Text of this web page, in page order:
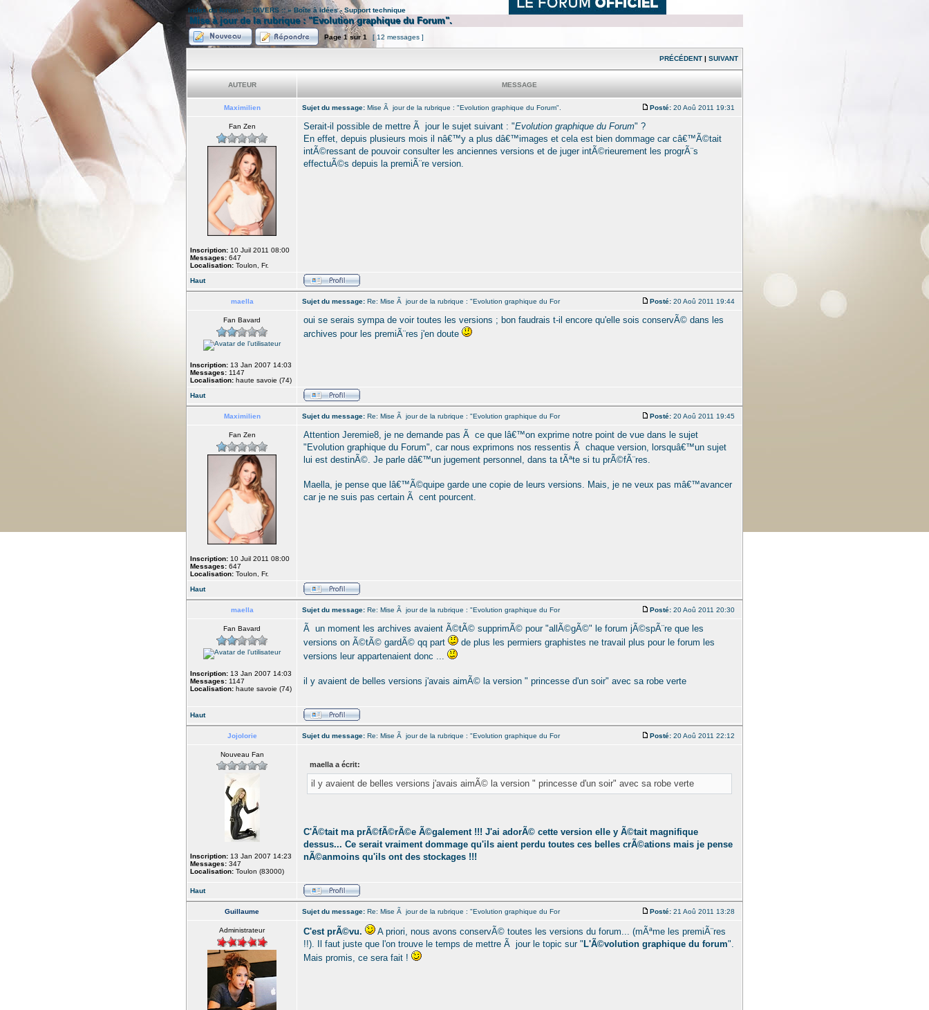
Index du forum » :: DIVERS :: » Boîte à idées - Support technique
Mise à jour de la rubrique : "Evolution graphique du Forum".
Page1sur1 [ 12 messages ]
PRÉCÉDENT | SUIVANT
AUTEUR MESSAGE
Maximilien Sujet du message: Mise Ã jour de la rubrique : "Evolution graphique du Forum". Posté: 20 Aoû 2011 19:31
Fan Zen
Inscription: 10 Juil 2011 08:00
Messages: 647
Localisation: Toulon, Fr.
Serait-il possible de mettre Ã jour le sujet suivant : "Evolution graphique du Forum" ?
En effet, depuis plusieurs mois il nâ€™y a plus dâ€™images et cela est bien dommage car câ€™Ã©tait
intÃ©ressant de pouvoir consulter les anciennes versions et de juger intÃ©rieurement les progrÃ¨s
effectuÃ©s depuis la premiÃ¨re version.
Haut
maella Sujet du message: Re: Mise Ã jour de la rubrique : "Evolution graphique du For Posté: 20 Aoû 2011 19:44
Fan Bavard
Inscription: 13 Jan 2007 14:03
Messages: 1147
Localisation: haute savoie (74)
oui se serais sympa de voir toutes les versions ; bon faudrais t-il encore qu'elle sois conservÃ© dans les
archives pour les premiÃ¨res j'en doute
Haut
Maximilien Sujet du message: Re: Mise Ã jour de la rubrique : "Evolution graphique du For Posté: 20 Aoû 2011 19:45
Fan Zen
Inscription: 10 Juil 2011 08:00
Messages: 647
Localisation: Toulon, Fr.
Attention Jeremie8, je ne demande pas Ã ce que lâ€™on exprime notre point de vue dans le sujet
"Evolution graphique du Forum", car nous exprimons nos ressentis Ã chaque version, lorsquâ€™un sujet
lui est destinÃ©. Je parle dâ€™un jugement personnel, dans ta tÃªte si tu prÃ©fÃ¨res.
Maella, je pense que lâ€™Ã©quipe garde une copie de leurs versions. Mais, je ne veux pas mâ€™avancer
car je ne suis pas certain Ã cent pourcent.
Haut
maella Sujet du message: Re: Mise Ã jour de la rubrique : "Evolution graphique du For Posté: 20 Aoû 2011 20:30
Fan Bavard
Inscription: 13 Jan 2007 14:03
Messages: 1147
Localisation: haute savoie (74)
Ã un moment les archives avaient Ã©tÃ© supprimÃ© pour "allÃ©gÃ©" le forum jÃ©spÃ¨re que les
versions on Ã©tÃ© gardÃ© qq part
de plus les permiers graphistes ne travail plus pour le forum les
versions leur appartenaient donc ...
il y avaient de belles versions j'avais aimÃ© la version " princesse d'un soir" avec sa robe verte
Haut
Jojolorie Sujet du message: Re: Mise Ã jour de la rubrique : "Evolution graphique du For Posté: 20 Aoû 2011 22:12
Nouveau Fan
Inscription: 13 Jan 2007 14:23
Messages: 347
Localisation: Toulon (83000)
maella a écrit:
il y avaient de belles versions j'avais aimÃ© la version " princesse d'un soir" avec sa robe verte
C'Ã©tait ma prÃ©fÃ©rÃ©e Ã©galement !!! J'ai adorÃ© cette version elle y Ã©tait magnifique
dessus... Ce serait vraiment dommage qu'ils aient perdu toutes ces belles crÃ©ations mais je pense
nÃ©anmoins qu'ils ont des stockages !!!
Haut
Guillaume Sujet du message: Re: Mise Ã jour de la rubrique : "Evolution graphique du For Posté: 21 Aoû 2011 13:28
Administrateur C'est prÃ©vu.
A priori, nous avons conservÃ© toutes les versions du forum... (mÃªme les premiÃ¨res
!!). Il faut juste que l'on trouve le temps de mettre Ã jour le topic sur " L'Ã©volution graphique du forum".
Mais promis, ce sera fait !